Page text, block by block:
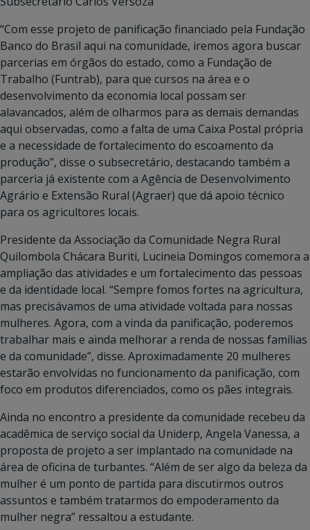
“Com esse projeto de panificação financiado pela Fundação
Banco do Brasil aqui na comunidade, iremos agora buscar
parcerias em órgãos do estado, como a Fundação de
Trabalho (Funtrab), para que cursos na área e o
desenvolvimento da economia local possam ser
alavancados, além de olharmos para as demais demandas
aqui observadas, como a falta de uma Caixa Postal própria
e a necessidade de fortalecimento do escoamento da
produção”, disse o subsecretário, destacando também a
parceria já existente com a Agência de Desenvolvimento
Agrário e Extensão Rural (Agraer) que dá apoio técnico
para os agricultores locais.
Presidente da Associação da Comunidade Negra Rural
Quilombola Chácara Buriti, Lucineia Domingos comemora a
ampliação das atividades e um fortalecimento das pessoas
e da identidade local. “Sempre fomos fortes na agricultura,
mas precisávamos de uma atividade voltada para nossas
mulheres. Agora, com a vinda da panificação, poderemos
trabalhar mais e ainda melhorar a renda de nossas famílias
e da comunidade”, disse. Aproximadamente 20 mulheres
estarão envolvidas no funcionamento da panificação, com
foco em produtos diferenciados, como os pães integrais.
Ainda no encontro a presidente da comunidade recebeu da
acadêmica de serviço social da Uniderp, Angela Vanessa, a
proposta de projeto a ser implantado na comunidade na
área de oficina de turbantes. “Além de ser algo da beleza da
mulher é um ponto de partida para discutirmos outros
assuntos e também tratarmos do empoderamento da
mulher negra” ressaltou a estudante.